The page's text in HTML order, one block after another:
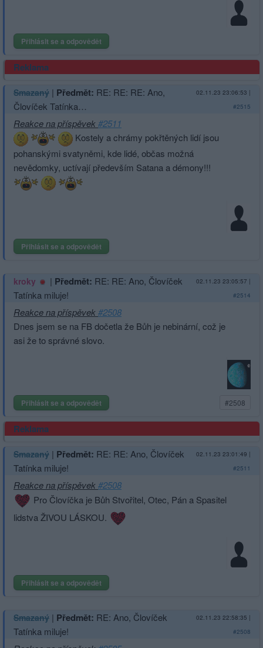
Přihlásit se a odpovědět
Reklama
Smazaný | Předmět: RE: RE: RE: Ano,
Človíček Tatínka…
02.11.23 23:06:53 |
#2515
Reakce na příspěvek#2511
Kostely a chrámy pokřtěných lidí jsou
pohanskými svatyněmi, kde lidé, občas možná
nevědomky, uctívají především Satana a démony!!!
Přihlásit se a odpovědět
kroky | Předmět: RE: RE: Ano, Človíček
Tatínka miluje!
02.11.23 23:05:57 |
#2514
Reakce na příspěvek#2508
Dnes jsem se na FB dočetla že Bůh je nebinární, což je
asi že to správné slovo.
Přihlásit se a odpovědět #2508
Reklama
Smazaný | Předmět: RE: RE: Ano, Človíček
Tatínka miluje!
02.11.23 23:01:49 |
#2511
Reakce na příspěvek#2508
Pro Človíčka je Bůh Stvořitel, Otec, Pán a Spasitel
lidstva ŽIVOU LÁSKOU.
Přihlásit se a odpovědět
Smazaný | Předmět: RE: Ano, Človíček
Tatínka miluje!
02.11.23 22:58:35 |
#2508